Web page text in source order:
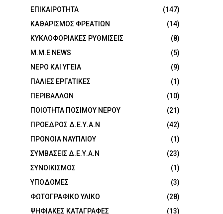
ΕΠΙΚΑΙΡΟΤΗΤΑ
(147)
ΚΑΘΑΡΙΣΜΟΣ ΦΡΕΑΤΙΩΝ
(14)
ΚΥΚΛΟΦΟΡΙΑΚΕΣ ΡΥΘΜΙΣΕΙΣ
(8)
Μ.Μ.Ε NEWS
(5)
ΝΕΡΟ ΚΑΙ ΥΓΕΙΑ
(9)
ΠΑΛΙΕΣ ΕΡΓΑΤΙΚΕΣ
(1)
ΠΕΡΙΒΑΛΛΟΝ
(10)
ΠΟΙΟΤΗΤΑ ΠΟΣΙΜΟΥ ΝΕΡΟΥ
(21)
ΠΡΟΕΔΡΟΣ Δ.Ε.Υ.Α.Ν
(42)
ΠΡΟΝΟΙΑ ΝΑΥΠΛΙΟΥ
(1)
ΣΥΜΒΑΣΕΙΣ Δ.Ε.Υ.Α.Ν
(23)
ΣΥΝΟΙΚΙΣΜΟΣ
(1)
ΥΠΟΔΟΜΕΣ
(3)
ΦΩΤΟΓΡΑΦΙΚΟ ΥΛΙΚΟ
(28)
ΨΗΦΙΑΚΕΣ ΚΑΤΑΓΡΑΦΕΣ
(13)